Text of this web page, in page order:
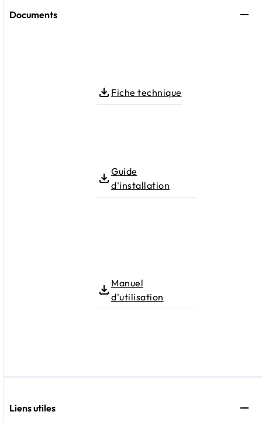
Documents
Fiche technique
Guide
d'installation
Manuel
d'utilisation
Liens utiles